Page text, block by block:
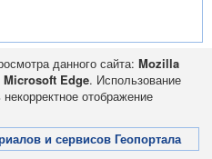
данного сайта: Mozilla
Microsoft Edge. Использование
отображение
и сервисов Геопортала